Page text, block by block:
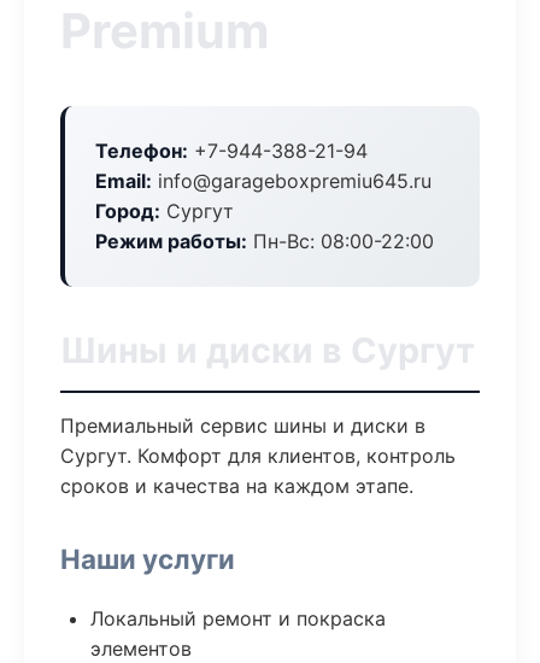
Premium
Телефон: +7-944-388-21-94
Email: info@garageboxpremiu645.ru
Город: Сургут
Режим работы: Пн-Вс: 08:00-22:00
Шины и диски в Сургут
Премиальный сервис шины и диски в
Сургут. Комфорт для клиентов, контроль
сроков и качества на каждом этапе.
Наши услуги
Локальный ремонт и покраска
элементов